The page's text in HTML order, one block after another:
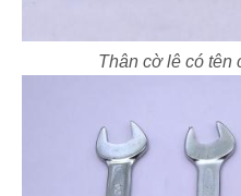
Thân cờ lê có tên